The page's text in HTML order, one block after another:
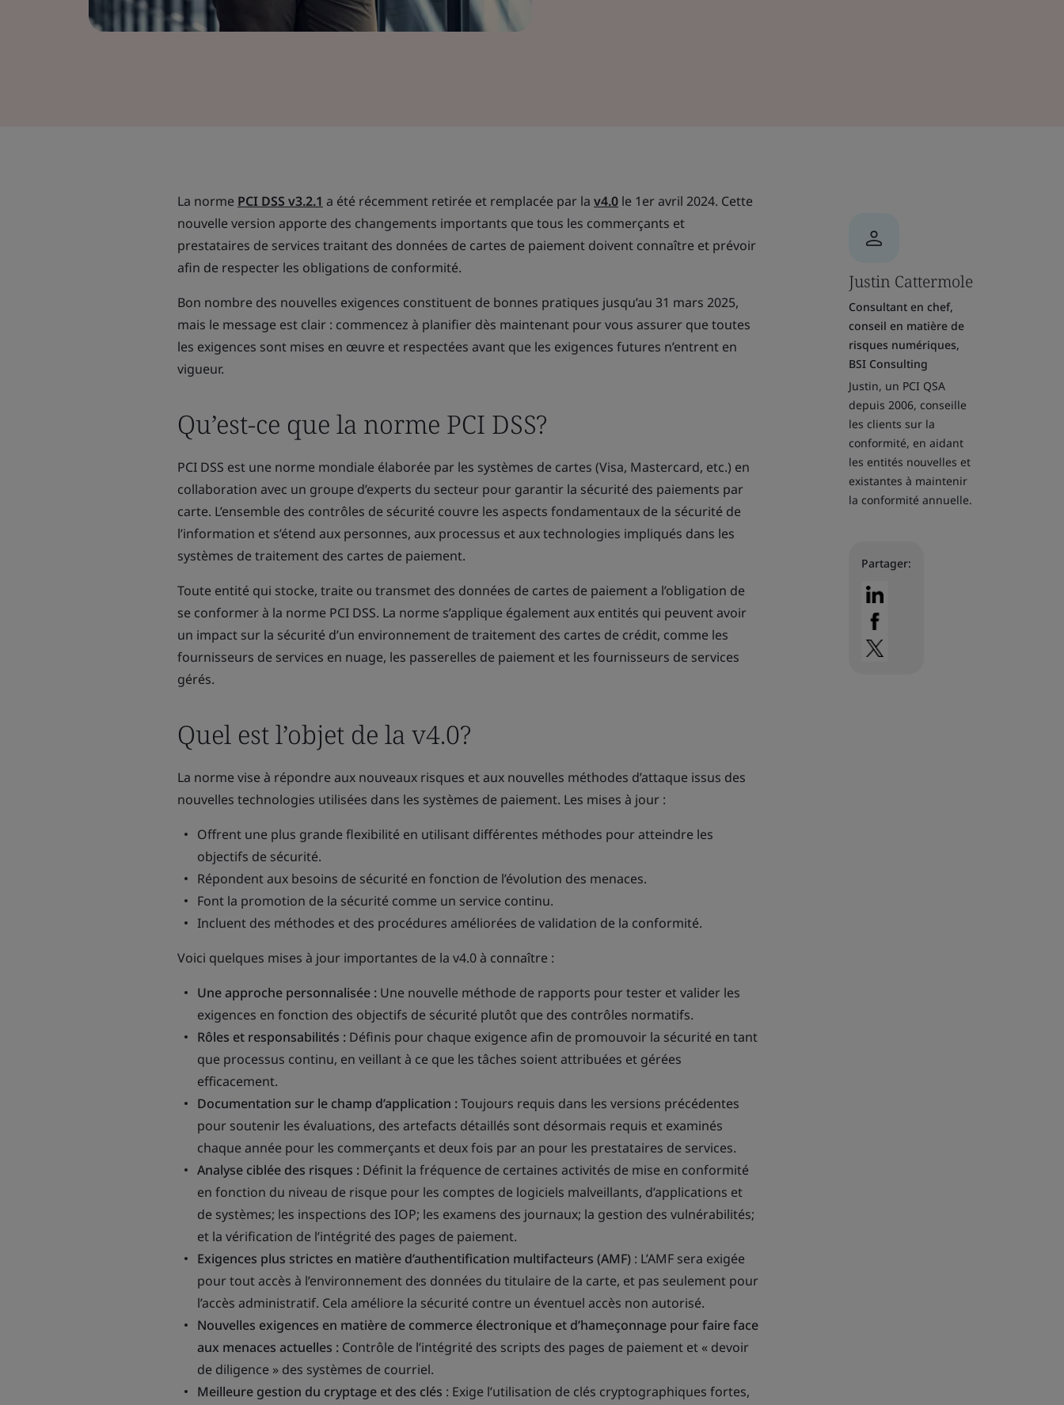
La norme PCI DSS v3.2.1 a été récemment retirée et remplacée par la v4.0 le 1er avril 2024. Cette
nouvelle version apporte des changements importants que tous les commerçants et
prestataires de services traitant des données de cartes de paiement doivent connaître et prévoir
afin de respecter les obligations de conformité.
Bon nombre des nouvelles exigences constituent de bonnes pratiques jusqu’au 31 mars 2025,
mais le message est clair : commencez à planifier dès maintenant pour vous assurer que toutes
les exigences sont mises en œuvre et respectées avant que les exigences futures n’entrent en
vigueur.
Qu’est-ce que la norme PCI DSS?
PCI DSS est une norme mondiale élaborée par les systèmes de cartes (Visa, Mastercard, etc.) en
collaboration avec un groupe d’experts du secteur pour garantir la sécurité des paiements par
carte. L’ensemble des contrôles de sécurité couvre les aspects fondamentaux de la sécurité de
l’information et s’étend aux personnes, aux processus et aux technologies impliqués dans les
systèmes de traitement des cartes de paiement.
Toute entité qui stocke, traite ou transmet des données de cartes de paiement a l’obligation de
se conformer à la norme PCI DSS. La norme s’applique également aux entités qui peuvent avoir
un impact sur la sécurité d’un environnement de traitement des cartes de crédit, comme les
fournisseurs de services en nuage, les passerelles de paiement et les fournisseurs de services
gérés.
Quel est l’objet de la v4.0?
La norme vise à répondre aux nouveaux risques et aux nouvelles méthodes d’attaque issus des
nouvelles technologies utilisées dans les systèmes de paiement. Les mises à jour :
Offrent une plus grande flexibilité en utilisant différentes méthodes pour atteindre les
objectifs de sécurité.
Répondent aux besoins de sécurité en fonction de l’évolution des menaces.
Font la promotion de la sécurité comme un service continu.
Incluent des méthodes et des procédures améliorées de validation de la conformité.
Voici quelques mises à jour importantes de la v4.0 à connaître :
Une approche personnalisée : Une nouvelle méthode de rapports pour tester et valider les
exigences en fonction des objectifs de sécurité plutôt que des contrôles normatifs.
Rôles et responsabilités : Définis pour chaque exigence afin de promouvoir la sécurité en tant
que processus continu, en veillant à ce que les tâches soient attribuées et gérées
efficacement.
Documentation sur le champ d’application :Toujours requis dans les versions précédentes
pour soutenir les évaluations, des artefacts détaillés sont désormais requis et examinés
chaque année pour les commerçants et deux fois par an pour les prestataires de services.
Analyse ciblée des risques : Définit la fréquence de certaines activités de mise en conformité
en fonction du niveau de risque pour les comptes de logiciels malveillants, d’applications et
de systèmes; les inspections des IOP; les examens des journaux; la gestion des vulnérabilités;
et la vérification de l’intégrité des pages de paiement.
Exigences plus strictes en matière d’authentification multifacteurs (AMF) : L’AMF sera exigée
pourtoutaccès à l’environnement des données du titulaire de la carte, et pas seulement pour
l’accès administratif. Cela améliore la sécurité contre un éventuel accès non autorisé.
Nouvelles exigences en matière de commerce électronique et d’hameçonnage pour faire face
aux menaces actuelles : Contrôle de l’intégrité des scripts des pages de paiement et « devoir
de diligence » des systèmes de courriel.
Meilleure gestion du cryptage et des clés : Exige l’utilisation de clés cryptographiques fortes,
Justin Cattermole
Consultant en chef,
conseil en matière de
risques numériques,
BSI Consulting
Justin, un PCI QSA
depuis 2006, conseille
les clients sur la
conformité, en aidant
les entités nouvelles et
existantes à maintenir
la conformité annuelle.
Partager: